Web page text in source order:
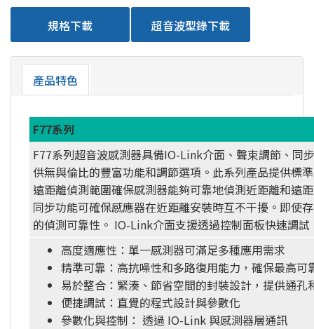
規格下載 超音波型錄下載
產品特色
F77系列
F77系列超音波感測器具備IO-Link介面、聲束調節、同
供無與倫比的豐富功能和調節選項。此系列產品提供標
遠距離偵測範圍確保感測器能夠可靠地偵測近距離和遠
同步功能可確保感應器在近距離安裝時互不干擾。即使
的偵測可靠性。 IO-Link介面支援透過控制面板快速調
高度適應性：單一感測器可滿足多種應用需求
精準可靠：高抗噪性和多路復用能力，確保最高可
易於整合：緊湊、節省空間的封裝設計，提供通孔
便捷調試：直覺的程式設計與參數化
參數化與控制： 透過 IO-Link 與感測器層通訊